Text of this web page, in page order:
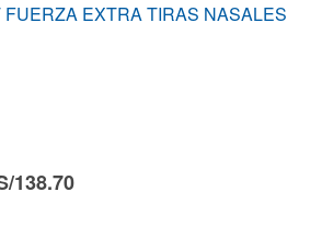
FUERZA EXTRA TIRAS NASALES
138.70